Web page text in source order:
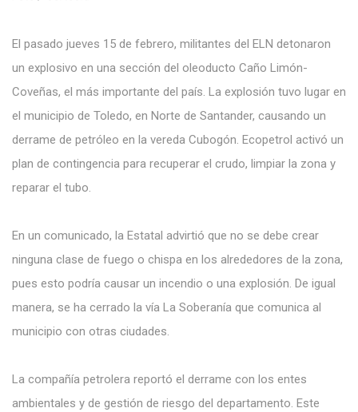
El pasado jueves 15 de febrero, militantes del ELN detonaron
un explosivo en una sección del oleoducto Caño Limón-
Coveñas, el más importante del país. La explosión tuvo lugar en
el municipio de Toledo, en Norte de Santander, causando un
derrame de petróleo en la vereda Cubogón. Ecopetrol activó un
plan de contingencia para recuperar el crudo, limpiar la zona y
reparar el tubo.
En un comunicado, la Estatal advirtió que no se debe crear
ninguna clase de fuego o chispa en los alrededores de la zona,
pues esto podría causar un incendio o una explosión. De igual
manera, se ha cerrado la vía La Soberanía que comunica al
municipio con otras ciudades.
La compañía petrolera reportó el derrame con los entes
ambientales y de gestión de riesgo del departamento. Este